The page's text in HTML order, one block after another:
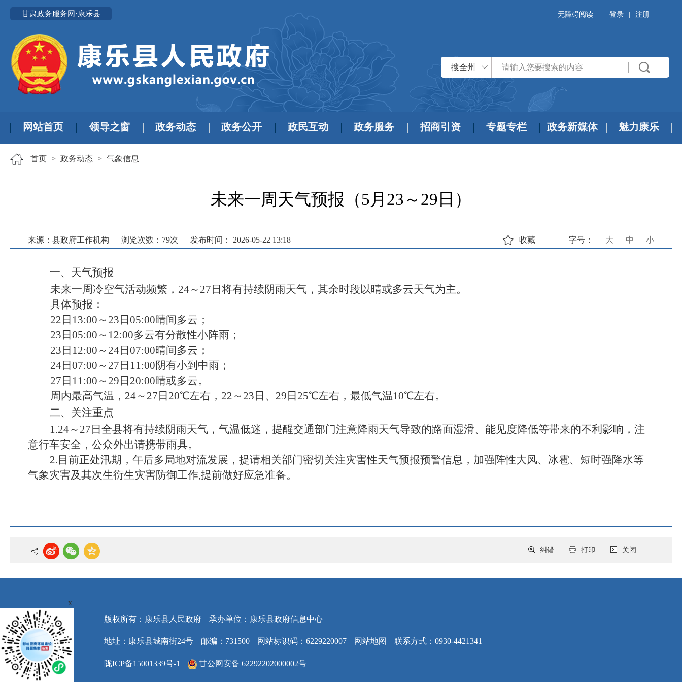
甘肃政务服务网·康乐县 无障碍阅读 登录 注册
搜全州
网站首页 领导之窗 政务动态 政务公开 政民互动 政务服务 招商引资 专题专栏 政务新媒体 魅力康乐
首页 > 政务动态 > 气象信息
未来一周天气预报（5月23～29日）
来源：县政府工作机构 浏览次数： 79次 发布时间： 2026-05-22 13:18 字号： 大 中 小
收藏
一、天气预报
未来一周冷空气活动频繁， 24～27日将有持续阴雨天气，其余时段以晴或多云天气为主。
具体预报：
22日13:00～23日05:00晴间多云；
23日05:00～12:00多云有分散性小阵雨；
23日12:00～24日07:00晴间多云；
24日07:00～27日11:00阴有小到中雨；
27日11:00～29日20:00晴或多云。
周内最高气温， 24～27日20℃左右，22～23日、29日25℃左右，最低气温10℃左右。
二、关注重点
1.24～27日全县将有持续阴雨天气 ， 气温低迷，提醒交通部门注意降雨天气导致的路面湿滑、能见度降低等带来的不利影响，注
意行车安全，公众外出请携带雨具。
2.目前正处汛期，午后多局地对流发展， 提请相关部门密切关注灾害性天气预报预警信息，加强阵性大风、冰雹、短时强降水等
气象灾害及其次生衍生灾害防御工作,提前做好应急准备。
关闭
打印
纠错
版权所有：康乐县人民政府 承办单位：康乐县政府信息中心
地址：康乐县城南街24号 邮编：731500 网站标识码：6229220007 网站地图 联系方式：0930-4421341
陇ICP备15001339号-1 甘公网安备 62292202000002号
x